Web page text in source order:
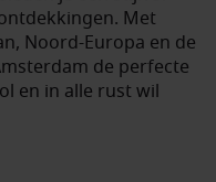
Met
Noord-Europa en de
de perfecte
en in alle rust wil